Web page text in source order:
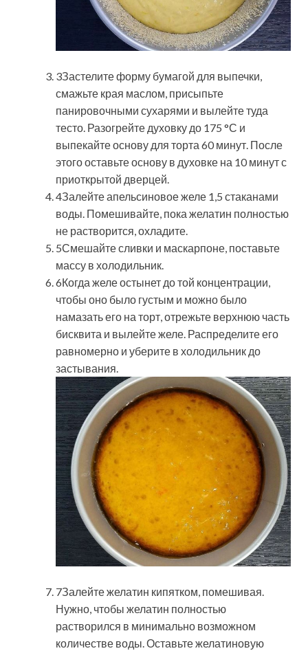
3Застелите форму бумагой для выпечки,
смажьте края маслом, присыпьте
панировочными сухарями и вылейте туда
тесто. Разогрейте духовку до 175 °С и
выпекайте основу для торта 60 минут. После
этого оставьте основу в духовке на 10 минут с
приоткрытой дверцей.
4Залейте апельсиновое желе 1,5 стаканами
воды. Помешивайте, пока желатин полностью
не растворится, охладите.
5Смешайте сливки и маскарпоне, поставьте
массу в холодильник.
6Когда желе остынет до той концентрации,
чтобы оно было густым и можно было
намазать его на торт, отрежьте верхнюю часть
бисквита и вылейте желе. Распределите его
равномерно и уберите в холодильник до
застывания.
7Залейте желатин кипятком, помешивая.
Нужно, чтобы желатин полностью
растворился в минимально возможном
количестве воды. Оставьте желатиновую